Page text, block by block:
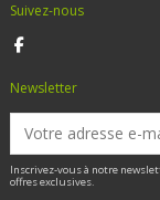
Suivez-nous
Newsletter
Inscrivez-vous à notre
offres exclusives.